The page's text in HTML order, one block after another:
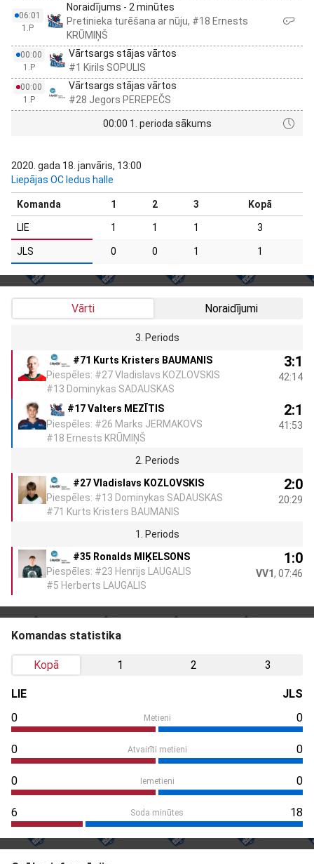
06:01
1.P
Noraidījums - 2 minūtes
Pretinieka turēšana ar nūju, #18 Ernests
KRŪMIŅŠ
00:00
1.P
Vārtsargs stājas vārtos
#1 Kirils SOPULIS
00:00
1.P
Vārtsargs stājas vārtos
#28 Jegors PEREPEČS
00:00 1. perioda sākums
2020. gada 18. janvāris, 13:00
Liepājas OC ledus halle
Komanda 1 2 3 Kopā
LIE 1 1 1 3
JLS 0 0 1 1
Vārti Noraidījumi
3. Periods
#71 Kurts Kristers BAUMANIS
Piespēles: #27 Vladislavs KOZLOVSKIS
#13 Dominykas SADAUSKAS
3:1
42:14
#17 Valters MEZĪTIS
Piespēles: #26 Marks JERMAKOVS
#18 Ernests KRŪMIŅŠ
2:1
41:53
2. Periods
#27 Vladislavs KOZLOVSKIS
Piespēles: #13 Dominykas SADAUSKAS
#71 Kurts Kristers BAUMANIS
2:0
20:29
1. Periods
#35 Ronalds MIĶELSONS
Piespēles: #23 Henrijs LAUGALIS
#5 Herberts LAUGALIS
1:0
VV1, 07:46
Komandas statistika
Kopā 1 2 3
LIE
JLS
0
Metieni 0
0 Atvairīti metieni 0
0 Iemetieni 0
6 Soda minūtes 18